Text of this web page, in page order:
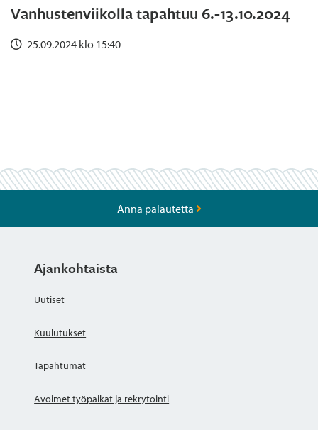
Vanhustenviikolla tapahtuu 6.-13.10.2024
25.09.2024 klo 15:40
Anna palautetta
Ajankohtaista
Uutiset
Kuulutukset
Tapahtumat
Avoimet työpaikat ja rekrytointi